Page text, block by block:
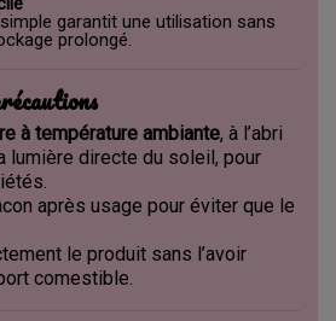
garantit une utilisation sans
prolongé.
à température ambiante, à l’abri
lumière directe du soleil, pour
après usage pour éviter que le
le produit sans l’avoir
comestible.